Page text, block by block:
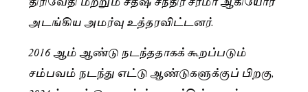
அடங்கிய அமர்வு உத்தரவிட்டனர்.
2016 ஆம் ஆண்டு நடந்ததாகக் கூறப்படும்
சம்பவம் நடந்து எட்டு ஆண்டுகளுக்குப் பிறகு,